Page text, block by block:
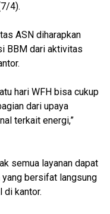
4).
ASN diharapkan
BBM dari aktivitas
hari WFH bisa cukup
dari upaya
terkait energi,”
semua layanan dapat
yang bersifat langsung
di kantor.